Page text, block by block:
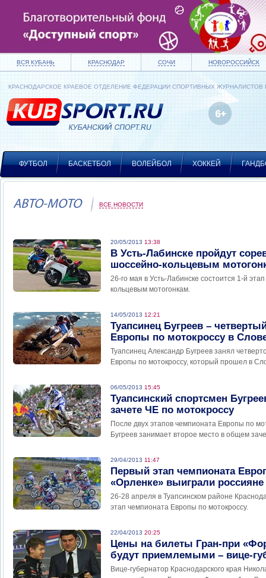
ВСЯ КУБАНЬ КРАСНОДАР СОЧИ НОВОРОССИЙСК
КРАСНОДАРСКОЕ КРАЕВОЕ ОТДЕЛЕНИЕ ФЕДЕРАЦИИ СПОРТИВНЫХ ЖУРНАЛИСТОВ
ФУТБОЛ БАСКЕТБОЛ ВОЛЕЙБОЛ ХОККЕЙ
АВТО-МОТО ВСЕ НОВОСТИ
20/05/2013 13:38
В Усть-Лабинске пройдут
шоссейно-кольцевым
26-го мая в Усть-Лабинске состоится 1-й
кольцевым мотогонкам.
14/05/2013 12:21
Туапсинец Бугреев –
Европы по мотокроссу в
Туапсинец Александр Бугреев занял
Европы по мотокроссу, который прошел в
06/05/2013 15:45
Туапсинский спортсмен
зачете ЧЕ по мотокроссу
После двух этапов чемпионата Европы по
Бугреев занимает второе место в общем
29/04/2013 11:47
Первый этап чемпионата
«Орленке» выиграли россияне
26-28 апреля в Туапсинском районе
этап чемпионата Европы по мотокроссу.
22/04/2013 20:25
Цены на билеты Гран-при
будут приемлемыми – вице-
Вице-губернатор Краснодарского края